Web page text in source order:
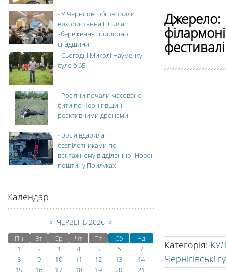
Категорія:
Чернігівські
-У Чернігові обговорили
використання ГІС для
збереження природної
спадщини
-Сьогодні Миколі Науменку
було б 65
- Росіяни почали масовано
бити по Чернігівщині
реактивними дронами
- росія вдарила
безпілотниками по
вантажному відділенню "Нової
пошти" у Прилуках
Календар
« ЧЕРВЕНЬ 2026 »
Пн Вт Ср Чт Пт Сб
Нд
1
2 3 4 5 6
7
8
9 10 11 12 13
14
15
16 17 18 19 20
21